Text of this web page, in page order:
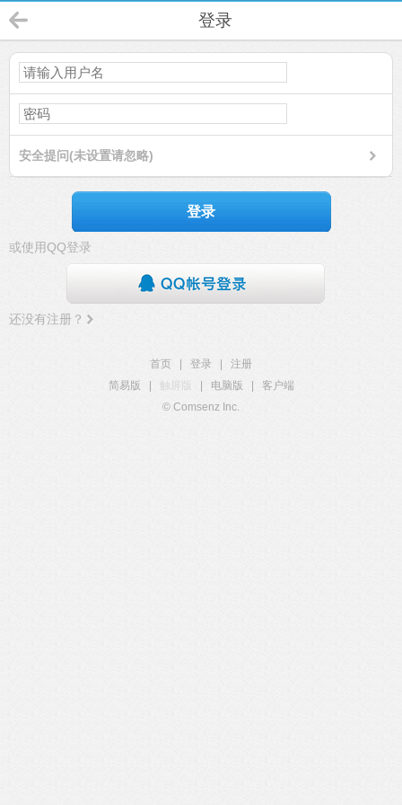
登录
安全提问(未设置请忽略)
登录
或使用QQ登录
还没有注册？
首页 登录
注册
简易版
触屏版 电脑版
客户端
© Comsenz Inc.